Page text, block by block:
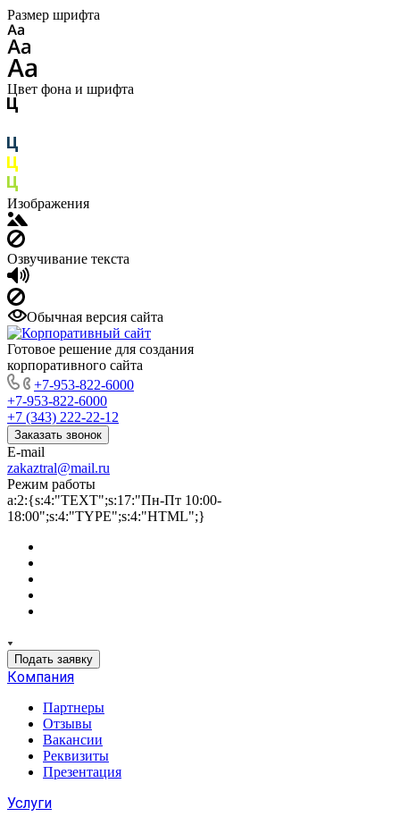
Размер шрифта
Цвет фона и шрифта
Изображения
Озвучивание текста
Обычная версия сайта
Готовое решение для создания
корпоративного сайта
+7-953-822-6000
+7-953-822-6000
+7 (343) 222-22-12
Заказать звонок
E-mail
zakaztral@mail.ru
Режим работы
a:2:{s:4:"TEXT";s:17:"Пн-Пт 10:00-
18:00";s:4:"TYPE";s:4:"HTML";}
Подать заявку
Компания
Партнеры
Отзывы
Вакансии
Реквизиты
Презентация
Услуги